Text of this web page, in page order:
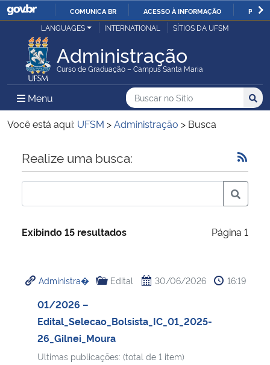
IR
O
COMUNICA BR ACESSO À INFORMAÇÃO
Ministério da Justiça e Segurança Pública
Ministério da Defesa
Ministério das Relações Exteriores
Ministério da Economia
Ministério da Infraestrutura
Ministério da Cidadania
Ministério de Minas e Energia
LANGUAGES INTERNATIONAL SÍTIOS DA UFSM
Administração
Curso de Graduação – Campus Santa Maria
Menu Menu Principal do Sítio
Busca
Buscar no no Sítio
Busca:
Você está aqui: UFSM >Administração > Busca
Início do conteúdo
Realize uma busca:
Exibindo 15 resultados Página 1
Administra� Edital 30/06/2026 16:19
01/2026 –
Edital_Selecao_Bolsista_IC_01_2025-
26_Gilnei_Moura
Ultimas publicações: (total de 1 item)